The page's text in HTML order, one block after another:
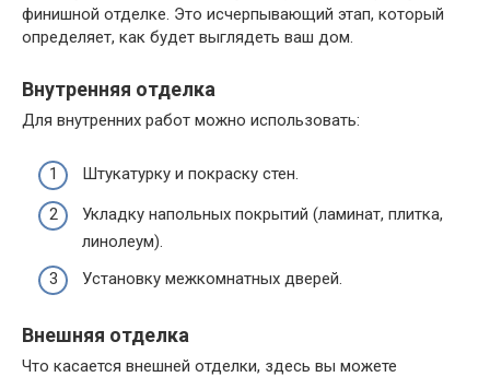
финишной отделке. Это исчерпывающий этап, который
определяет, как будет выглядеть ваш дом.
Внутренняя отделка
Для внутренних работ можно использовать:
Штукатурку и покраску стен.
Укладку напольных покрытий (ламинат, плитка,
линолеум).
Установку межкомнатных дверей.
Внешняя отделка
Что касается внешней отделки, здесь вы можете